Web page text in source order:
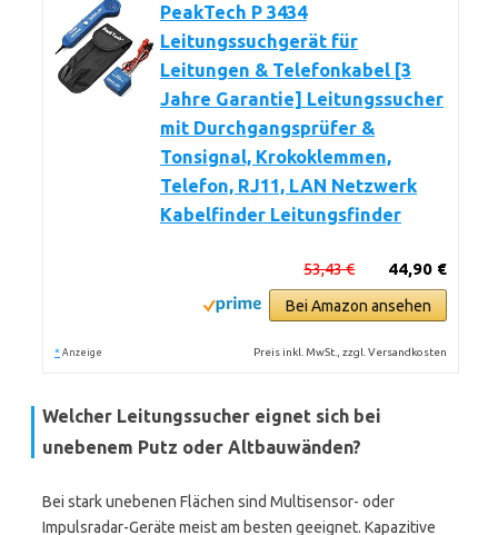
PeakTech P 3434
Leitungssuchgerät für
Leitungen & Telefonkabel [3
Jahre Garantie] Leitungssucher
mit Durchgangsprüfer &
Tonsignal, Krokoklemmen,
Telefon, RJ11, LAN Netzwerk
Kabelfinder Leitungsfinder
44,90 €
53,43 €
Bei Amazon ansehen
* Anzeige Preis inkl. MwSt., zzgl. Versandkosten
Welcher Leitungssucher eignet sich bei
unebenem Putz oder Altbauwänden?
Bei stark unebenen Flächen sind Multisensor- oder
Impulsradar-Geräte meist am besten geeignet. Kapazitive